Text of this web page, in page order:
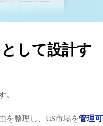
して設計す
。
を整理し、US市場を管理可